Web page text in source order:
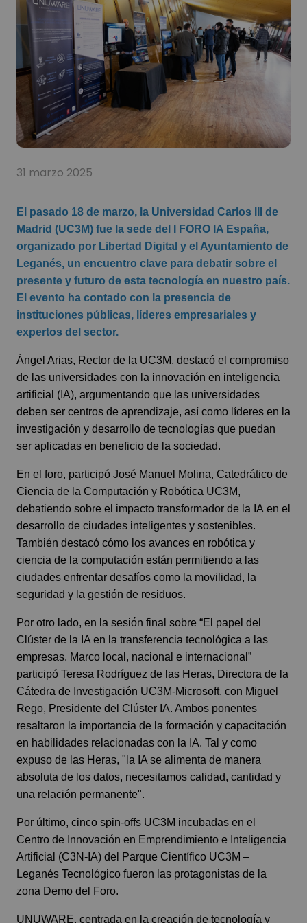
31 marzo 2025
El pasado 18 de marzo, la Universidad Carlos III de
Madrid (UC3M) fue la sede del I FORO IA España,
organizado por Libertad Digital y el Ayuntamiento de
Leganés, un encuentro clave para debatir sobre el
presente y futuro de esta tecnología en nuestro país.
El evento ha contado con la presencia de
instituciones públicas, líderes empresariales y
expertos del sector.
Ángel Arias, Rector de la UC3M, destacó el compromiso
de las universidades con la innovación en inteligencia
artificial (IA), argumentando que las universidades
deben ser centros de aprendizaje, así como líderes en la
investigación y desarrollo de tecnologías que puedan
ser aplicadas en beneficio de la sociedad.
En el foro, participó José Manuel Molina, Catedrático de
Ciencia de la Computación y Robótica UC3M,
debatiendo sobre el impacto transformador de la IA en el
desarrollo de ciudades inteligentes y sostenibles.
También destacó cómo los avances en robótica y
ciencia de la computación están permitiendo a las
ciudades enfrentar desafíos como la movilidad, la
seguridad y la gestión de residuos.
Por otro lado, en la sesión final sobre “El papel del
Clúster de la IA en la transferencia tecnológica a las
empresas. Marco local, nacional e internacional”
participó Teresa Rodríguez de las Heras, Directora de la
Cátedra de Investigación UC3M-Microsoft, con Miguel
Rego, Presidente del Clúster IA. Ambos ponentes
resaltaron la importancia de la formación y capacitación
en habilidades relacionadas con la IA. Tal y como
expuso de las Heras, "la IA se alimenta de manera
absoluta de los datos, necesitamos calidad, cantidad y
una relación permanente".
Por último, cinco spin-offs UC3M incubadas en el
Centro de Innovación en Emprendimiento e Inteligencia
Artificial (C3N-IA) del Parque Científico UC3M –
Leganés Tecnológico fueron las protagonistas de la
zona Demo del Foro.
UNUWARE, centrada en la creación de tecnología y